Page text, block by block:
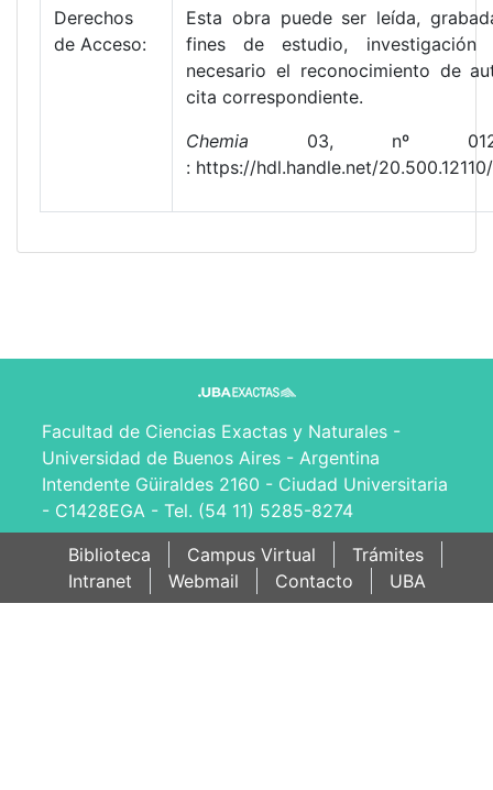
Derechos
de Acceso:
Esta obra puede ser leída,
fines de estudio,
necesario el reconocimiento de
cita correspondiente.
Chemia 03, nº 012
: https://hdl.handle.net/
Facultad de Ciencias Exactas y Naturales -
Universidad de Buenos Aires - Argentina
Intendente Güiraldes 2160 - Ciudad Universitaria
- C1428EGA - Tel. (54 11) 5285-8274
Biblioteca
Campus Virtual
Trámites
Intranet
Webmail Contacto UBA